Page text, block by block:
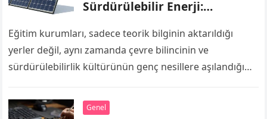
Sürdürülebilir Enerji:
Nesillerine Örnek Kampüsler
Eğitim kurumları, sadece teorik bilginin aktarıldığı
yerler değil, aynı zamanda çevre bilincinin ve
sürdürülebilirlik kültürünün genç nesillere aşılandığı
spor salonları gün…
Genel